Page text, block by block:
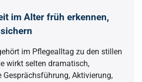
im Alter früh erkennen,
im Pflegealltag zu den stillen
wirkt selten dramatisch,
Gesprächsführung, Aktivierung,